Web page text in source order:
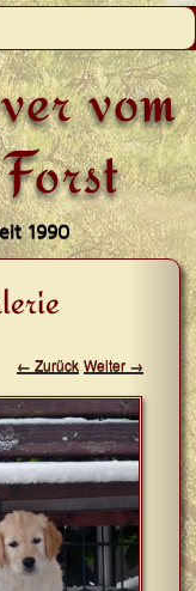
vom
1990
← Zurück Weiter →